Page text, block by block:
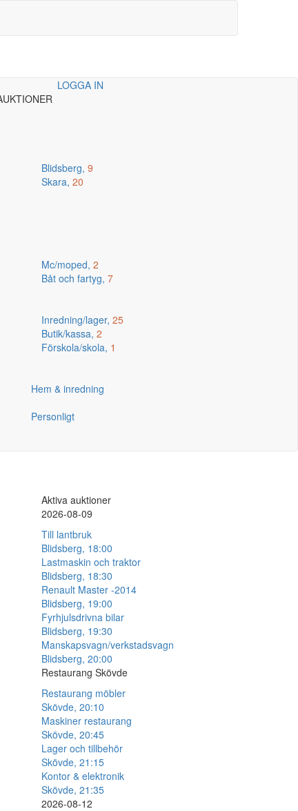
LOGGA IN
Blidsberg, 9
Skara, 20
Mc/moped, 2
Båt och fartyg, 7
Inredning/lager, 25
Butik/kassa, 2
Förskola/skola, 1
Hem & inredning
Personligt
Aktiva auktioner
2026-08-09
Till lantbruk
Blidsberg, 18:00
Lastmaskin och traktor
Blidsberg, 18:30
Renault Master -2014
Blidsberg, 19:00
Fyrhjulsdrivna bilar
Blidsberg, 19:30
Manskapsvagn/verkstadsvagn
Blidsberg, 20:00
Restaurang Skövde
Restaurang möbler
Skövde, 20:10
Maskiner restaurang
Skövde, 20:45
Lager och tillbehör
Skövde, 21:15
Kontor & elektronik
Skövde, 21:35
2026-08-12